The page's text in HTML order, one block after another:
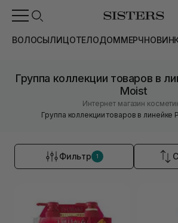
ВОЛОСЫЛИЦОТЕЛОДОММЕРЧ
Группа коллекции товаров в
Moist
Интернет магазин
Группа коллекции товаров в линейке
Фильтр 1